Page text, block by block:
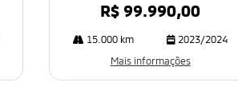
R$ 99.990,00
15.000 km
2023/2024
Mais informações